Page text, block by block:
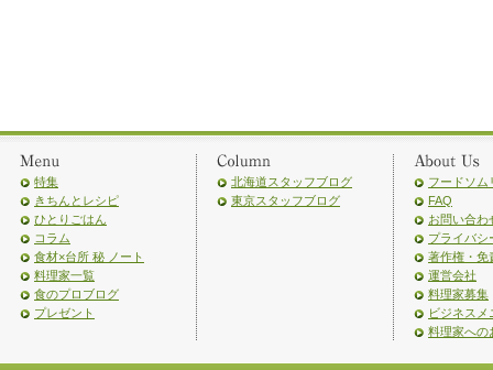
特集
きちんとレシピ
ひとりごはん
コラム
食材×台所 秘 ノート
料理家一覧
食のプロブログ
プレゼント
北海道スタッフブログ
東京スタッフブログ
フードソム
FAQ
お問い合わ
プライバシ
著作権・免
運営会社
料理家募集
ビジネスメ
料理家への